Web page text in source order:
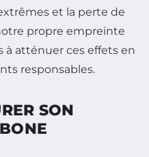
et la perte de
propre empreinte
à atténuer ces effets en
responsables.
SON